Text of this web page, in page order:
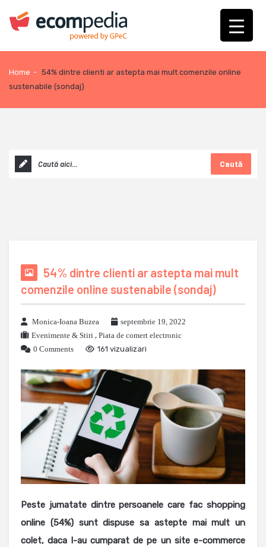
Home - 54% dintre clienti ar astepta mai mult comenzile online
sustenabile (sondaj)
Caută
54% dintre clienti ar astepta mai mult
comenzile online sustenabile (sondaj)
Monica-Ioana Buzea
septembrie 19, 2022
Evenimente & Stiri , Piata de comert electronic
0 Comments
161 vizualizari
Peste jumatate dintre persoanele care fac shopping
online (54%) sunt dispuse sa astepte mai mult un
colet, daca l-au cumparat de pe un site e-commerce